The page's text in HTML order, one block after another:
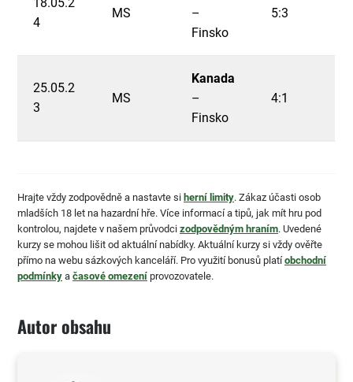
4
MS
–
Finsko
5:3
25.05.2
3
MS
Kanada
–
Finsko
4:1
Hrajte vždy zodpovědně a nastavte si herní limity. Zákaz účasti osob
mladších 18 let na hazardní hře. Více informací a tipů, jak mít hru pod
kontrolou, najdete v našem průvodci zodpovědným hraním. Uvedené
kurzy se mohou lišit od aktuální nabídky. Aktuální kurzy si vždy ověřte
přímo na webu sázkových kanceláří. Pro využití bonusů platíobchodní
podmínky a časové omezení provozovatele.
Autor obsahu